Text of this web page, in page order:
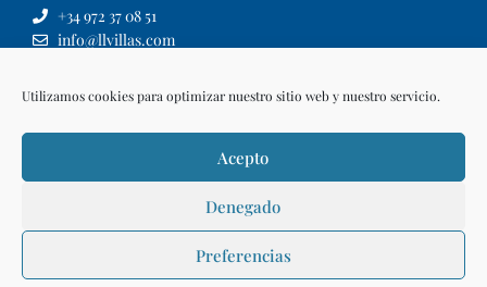
Utilizamos cookies para optimizar nuestro sitio web y nuestro servicio.
Acepto
Denegado
Preferencias
+34 972 37 08 51
info@llvillas.com